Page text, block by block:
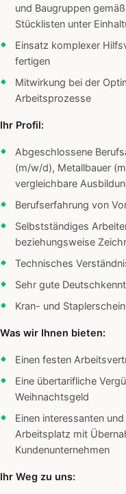
und Baugruppen
Stücklisten unter
Einsatz komplexer
fertigen
Mitwirkung bei der
Arbeitsprozesse
Ihr Profil:
Abgeschlossene
(m/w/d), Metallbauer
vergleichbare
Berufserfahrung von
Selbstständiges
beziehungsweise
Technisches
Sehr gute
Kran- und Staplerschein
Was wir Ihnen bieten:
Einen festen
Eine übertarifliche
Weihnachtsgeld
Einen interessanten
Arbeitsplatz mit
Kundenunternehmen
Ihr Weg zu uns: